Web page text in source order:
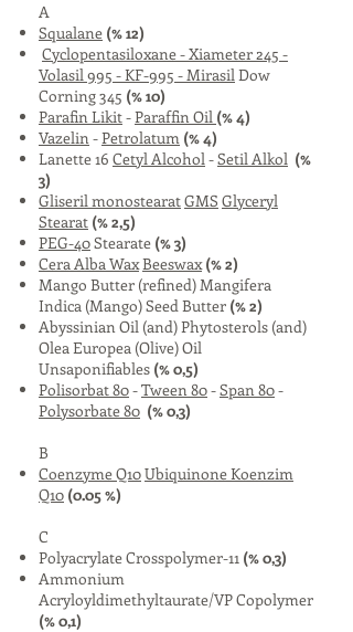
A
Squalane (% 12)
Cyclopentasiloxane - Xiameter 245 -
Volasil 995 - KF-995 - MirasilDow
Corning 345 (% 10)
Parafin Likit-Paraffin Oil (% 4)
Vazelin-Petrolatum (% 4)
Lanette 16 Cetyl Alcohol-Setil Alkol (%
3)
Gliseril monostearatGMS Glyceryl
Stearat (% 2,5)
PEG-40Stearate (% 3)
Cera Alba WaxBeeswax (% 2)
Mango Butter (refined) Mangifera
Indica (Mango) Seed Butter (% 2)
Abyssinian Oil (and) Phytosterols (and)
Olea Europea (Olive) Oil
Unsaponifiables (% 0,5)
Polisorbat 80-Tween 80-Span 80-
Polysorbate 80 (% 0,3)
B
Coenzyme Q10UbiquinoneKoenzim
Q10 (0.05 %)
C
Polyacrylate Crosspolymer-11 (% 0,3)
Ammonium
Acryloyldimethyltaurate/VP Copolymer
(% 0,1)